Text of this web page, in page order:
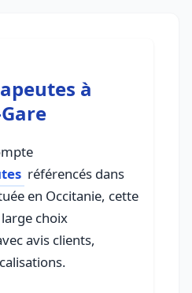
à
référencés dans
en Occitanie, cette
choix
avis clients,